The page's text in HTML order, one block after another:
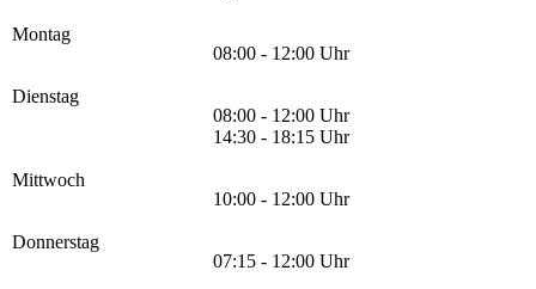
Montag
08:00 - 12:00 Uhr
Dienstag
08:00 - 12:00 Uhr
14:30 - 18:15 Uhr
Mittwoch
10:00 - 12:00 Uhr
Donnerstag
07:15 - 12:00 Uhr